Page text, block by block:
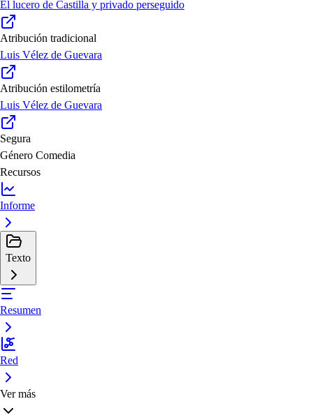
El lucero de Castilla y privado perseguido
Atribución tradicional
Luis Vélez de Guevara
Atribución estilometría
Luis Vélez de Guevara
Segura
Género Comedia
Recursos
Informe
Texto
Resumen
Red
Ver más